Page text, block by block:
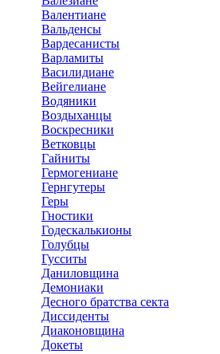
Валентиане
Вальденсы
Вардесанисты
Варламиты
Василидиане
Вейгелиане
Водяники
Воздыханцы
Воскресники
Ветковцы
Гайниты
Гермогениане
Гернгутеры
Геры
Гностики
Годескалькионы
Голубцы
Гусситы
Даниловщина
Демониаки
Десного братства секта
Диссиденты
Диаконовщина
Докеты